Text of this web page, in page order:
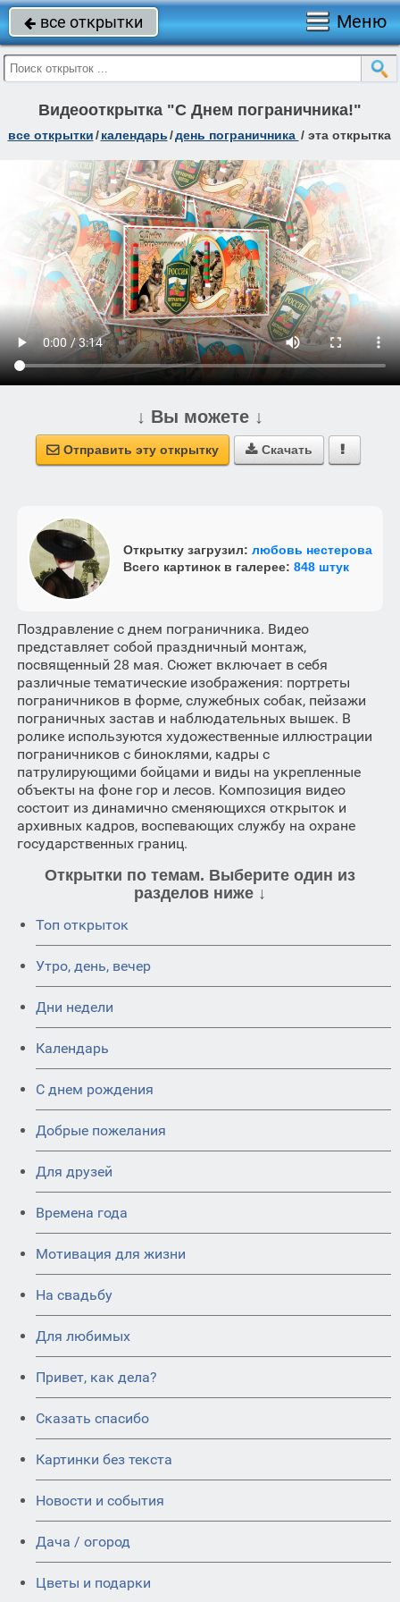
 все открытки Меню
Видеооткрытка "С Днем пограничника!"
все открытки/ календарь/день пограничника / эта открытка
↓ Вы можете ↓
 Отправить эту открытку  Скачать 
Открытку загрузил: любовь нестерова
Всего картинок в галерее: 848 штук
Поздравление с днем пограничника. Видео
представляет собой праздничный монтаж,
посвященный 28 мая. Сюжет включает в себя
различные тематические изображения: портреты
пограничников в форме, служебных собак, пейзажи
пограничных застав и наблюдательных вышек. В
ролике используются художественные иллюстрации
пограничников с биноклями, кадры с
патрулирующими бойцами и виды на укрепленные
объекты на фоне гор и лесов. Композиция видео
состоит из динамично сменяющихся открыток и
архивных кадров, воспевающих службу на охране
государственных границ.
Открытки по темам. Выберите один из
разделов ниже ↓
Топ открыток
Утро, день, вечер
Дни недели
Календарь
C днем рождения
Добрые пожелания
Для друзей
Времена года
Мотивация для жизни
На свадьбу
Для любимых
Привет, как дела?
Сказать спасибо
Картинки без текста
Новости и события
Дача / огород
Цветы и подарки